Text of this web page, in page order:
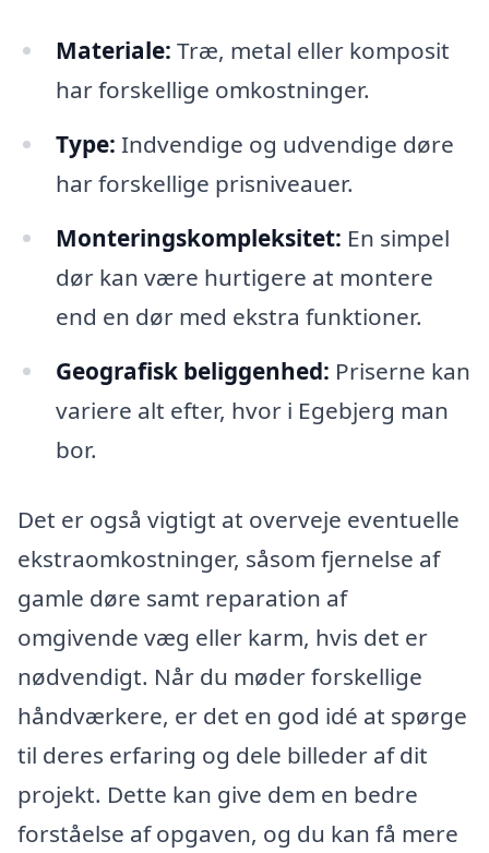
Materiale: Træ, metal eller komposit
har forskellige omkostninger.
Type: Indvendige og udvendige døre
har forskellige prisniveauer.
Monteringskompleksitet: En simpel
dør kan være hurtigere at montere
end en dør med ekstra funktioner.
Geografisk beliggenhed: Priserne kan
variere alt efter, hvor i Egebjerg man
bor.
Det er også vigtigt at overveje eventuelle
ekstraomkostninger, såsom fjernelse af
gamle døre samt reparation af
omgivende væg eller karm, hvis det er
nødvendigt. Når du møder forskellige
håndværkere, er det en god idé at spørge
til deres erfaring og dele billeder af dit
projekt. Dette kan give dem en bedre
forståelse af opgaven, og du kan få mere